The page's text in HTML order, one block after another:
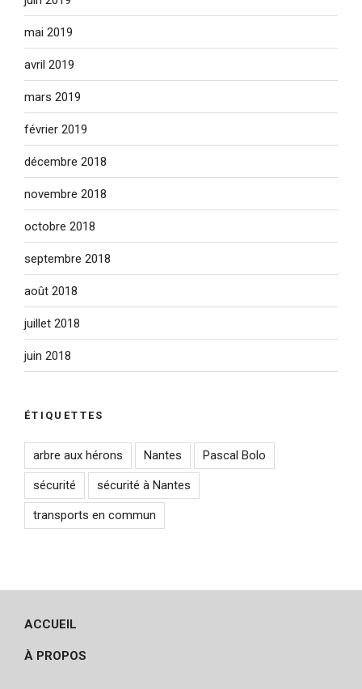
mai 2019
avril 2019
mars 2019
février 2019
décembre 2018
novembre 2018
octobre 2018
septembre 2018
août 2018
juillet 2018
juin 2018
ÉTIQUETTES
arbre aux hérons Nantes Pascal Bolo
sécurité sécurité à Nantes
transports en commun
ACCUEIL
À PROPOS